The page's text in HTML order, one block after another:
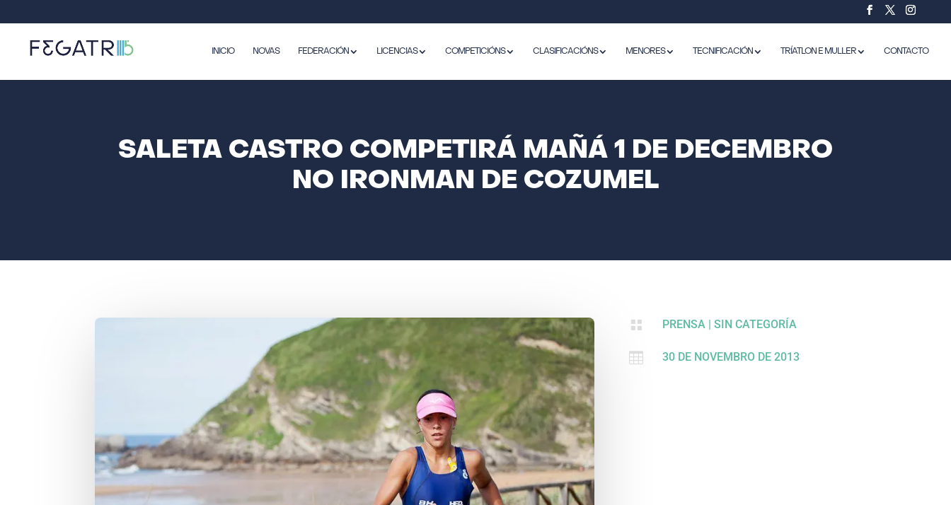
INICIO NOVAS FEDERACIÓN LICENCIAS COMPETICIÓNS CLASIFICACIÓNS MENORES TECNIFICACIÓN TRÍATLON E MULLER CONTACTO
SALETA CASTRO COMPETIRÁ MAÑÁ 1 DE DECEMBRO
NO IRONMAN DE COZUMEL
 PRENSA |SIN CATEGORÍA
 30 DE NOVEMBRO DE 2013